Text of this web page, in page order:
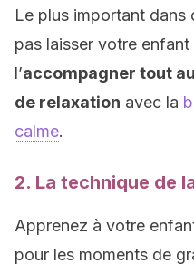
Le plus important
pas laisser votre enfant
l’accompagner tout
de relaxation avec la
calme.
2. La technique de
Apprenez à votre
pour les moments de